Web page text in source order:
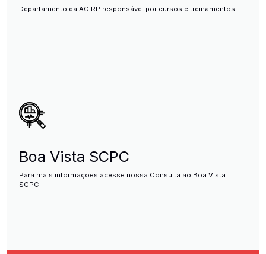
Departamento da ACIRP responsável por cursos e treinamentos
Boa Vista SCPC
Para mais informações acesse nossa Consulta ao Boa Vista
SCPC